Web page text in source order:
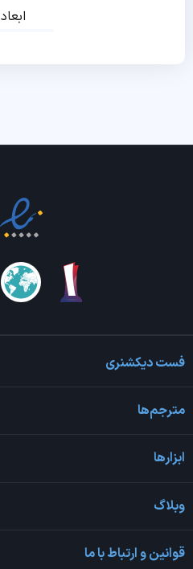
ابعاد
فست دیکشنری
مترجم‌ها
ابزارها
وبلاگ
قوانین و ارتباط با ما